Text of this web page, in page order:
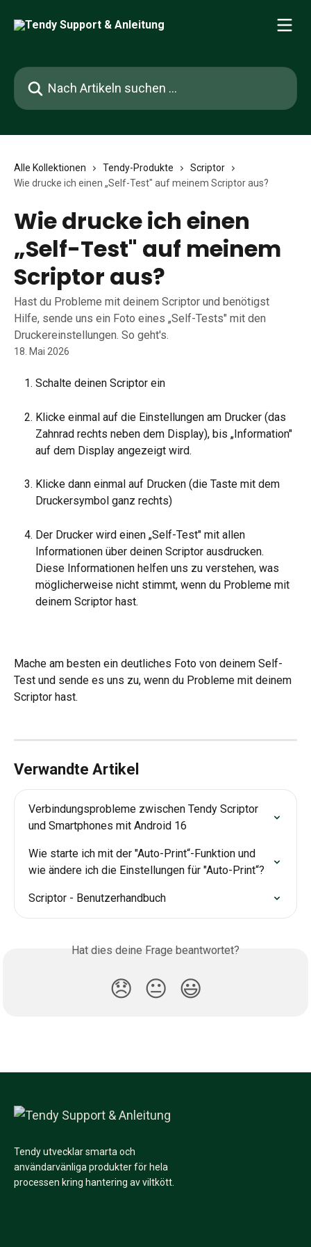
Nach Artikeln suchen …
Alle Kollektionen Tendy-Produkte
Scriptor
Wie drucke ich einen „Self-Test" auf meinem Scriptor aus?
Wie drucke ich einen
„Self-Test" auf meinem
Scriptor aus?
Hast du Probleme mit deinem Scriptor und benötigst
Hilfe, sende uns ein Foto eines „Self-Tests" mit den
Druckereinstellungen. So geht's.
18. Mai 2026
Schalte deinen Scriptor ein
Klicke einmal auf die Einstellungen am Drucker (das
Zahnrad rechts neben dem Display), bis „Information"
auf dem Display angezeigt wird.
Klicke dann einmal auf Drucken (die Taste mit dem
Druckersymbol ganz rechts)
Der Drucker wird einen „Self-Test" mit allen
Informationen über deinen Scriptor ausdrucken.
Diese Informationen helfen uns zu verstehen, was
möglicherweise nicht stimmt, wenn du Probleme mit
deinem Scriptor hast.
Mache am besten ein deutliches Foto von deinem Self-
Test und sende es uns zu, wenn du Probleme mit deinem
Scriptor hast.
Verwandte Artikel
Verbindungsprobleme zwischen Tendy Scriptor
und Smartphones mit Android 16
Wie starte ich mit der "Auto-Print“-Funktion und
wie ändere ich die Einstellungen für "Auto-Print“?
Scriptor - Benutzerhandbuch
Hat dies deine Frage beantwortet?
😞 😐 😃
Tendy utvecklar smarta och
användarvänliga produkter för hela
processen kring hantering av viltkött.